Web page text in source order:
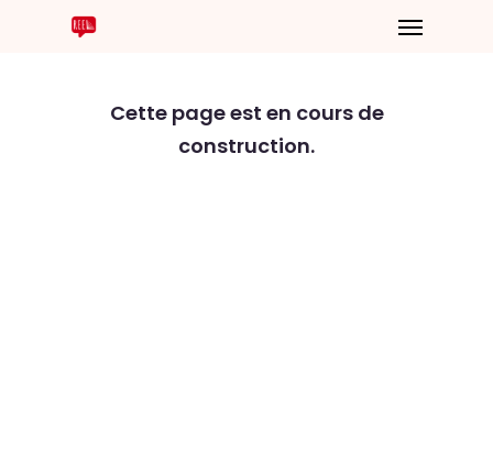
Cette page est en cours de
construction.